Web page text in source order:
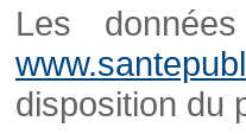
Les
disposition du